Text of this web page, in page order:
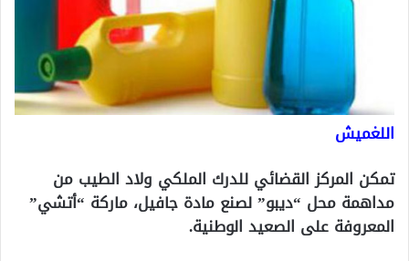
اللغميش
تمكن المركز القضائي للدرك الملكي ولاد الطيب من
مداهمة محل “ديبو” لصنع مادة جافيل، ماركة “أتشي”
المعروفة على الصعيد الوطنية.